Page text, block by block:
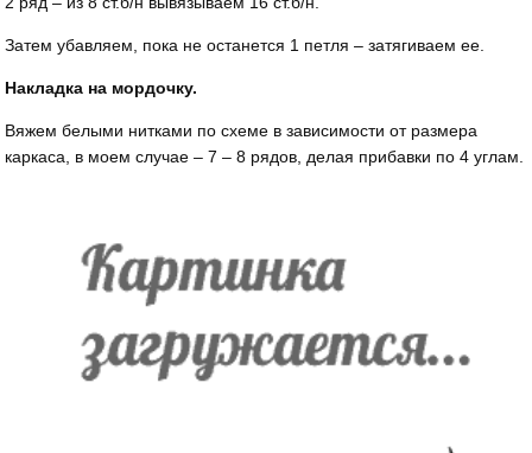
Затем убавляем, пока не останется 1 петля – затягиваем ее.
Накладка на мордочку.
Вяжем белыми нитками по схеме в зависимости от размера
каркаса, в моем случае – 7 – 8 рядов, делая прибавки по 4 углам.